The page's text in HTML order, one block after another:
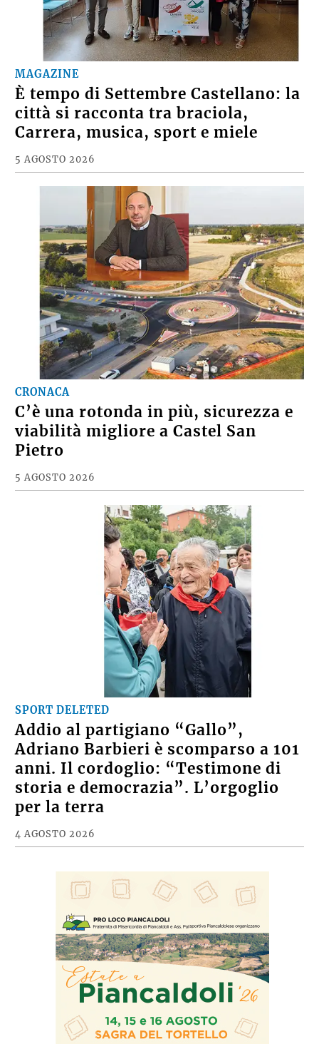
MAGAZINE
È tempo di Settembre Castellano: la
città si racconta tra braciola,
Carrera, musica, sport e miele
5 AGOSTO 2026
CRONACA
C’è una rotonda in più, sicurezza e
viabilità migliore a Castel San
Pietro
5 AGOSTO 2026
SPORT DELETED
Addio al partigiano “Gallo”,
Adriano Barbieri è scomparso a 101
anni. Il cordoglio: “Testimone di
storia e democrazia”. L’orgoglio
per la terra
4 AGOSTO 2026